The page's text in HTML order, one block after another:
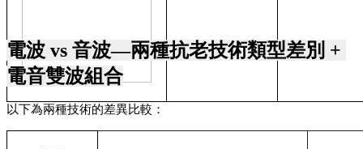
電波 vs 音波—兩種抗老技術類型差別 +
電音雙波組合
以下為兩種技術的差異比較：